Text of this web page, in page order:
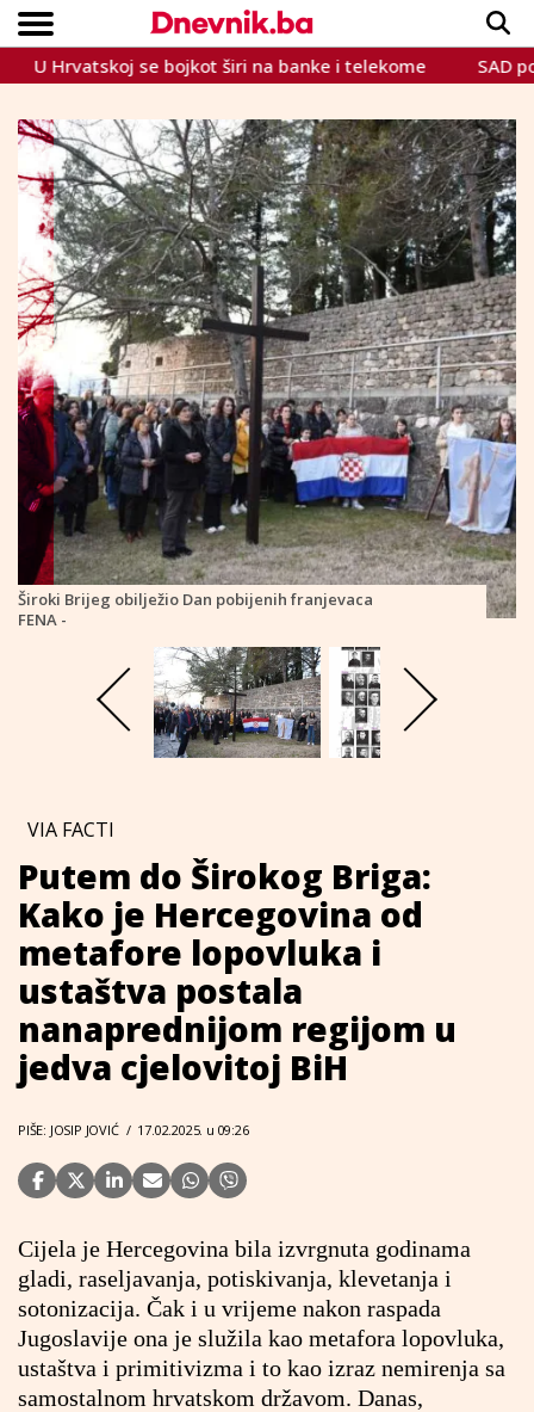
VIJESTI
SPORT
INTERVIEW
TEME
CRNA KRONIKA
LIFESTYLE
Copyright © Dnevnik.ba 2023.
se bojkot širi na banke i telekome SAD poslao upitnik
Široki Brijeg obilježio Dan pobijenih franjevaca
FENA -
VIA FACTI
Putem do Širokog Briga:
Kako je Hercegovina od
metafore lopovluka i
ustaštva postala
nanaprednijom regijom u
jedva cjelovitoj BiH
PIŠE: JOSIP JOVIĆ / 17.02.2025. u 09:26
Cijela je Hercegovina bila izvrgnuta godinama
gladi, raseljavanja, potiskivanja, klevetanja i
sotonizacija. Čak i u vrijeme nakon raspada
Jugoslavije ona je služila kao metafora lopovluka,
ustaštva i primitivizma i to kao izraz nemirenja sa
samostalnom hrvatskom državom. Danas,